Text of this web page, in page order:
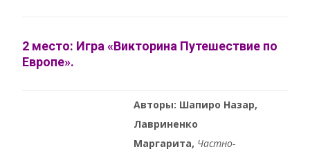
2 место: Игра «Викторина Путешествие по
Европе».
Авторы: Шапиро Назар,
Лавриненко
Маргарита, Частно-